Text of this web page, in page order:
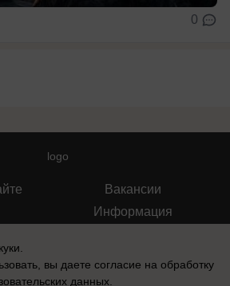
0
Вакансии
Информация
вы даете согласие на обработку
данных.